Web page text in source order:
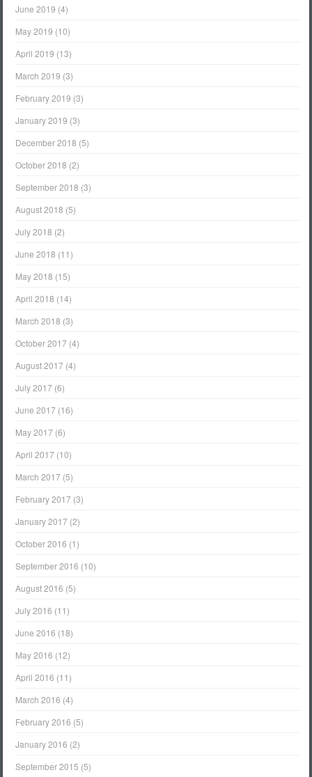
June 2019 (4)
May 2019 (10)
April 2019 (13)
March 2019 (3)
February 2019 (3)
January 2019 (3)
December 2018 (5)
October 2018 (2)
September 2018 (3)
August 2018 (5)
July 2018 (2)
June 2018 (11)
May 2018 (15)
April 2018 (14)
March 2018 (3)
October 2017(4)
August 2017(4)
July 2017(6)
June 2017(16)
May 2017(6)
April 2017(10)
March 2017(5)
February 2017(3)
January 2017(2)
October 2016 (1)
September 2016 (10)
August 2016 (5)
July 2016 (11)
June 2016 (18)
May 2016 (12)
April 2016 (11)
March 2016 (4)
February 2016 (5)
January 2016 (2)
September 2015 (5)